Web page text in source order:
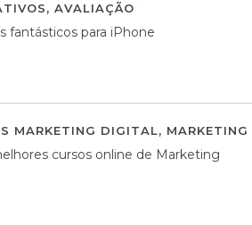
, AVALIAÇÃO
fantásticos para iPhone
MARKETING DIGITAL,
cursos online de Marketing